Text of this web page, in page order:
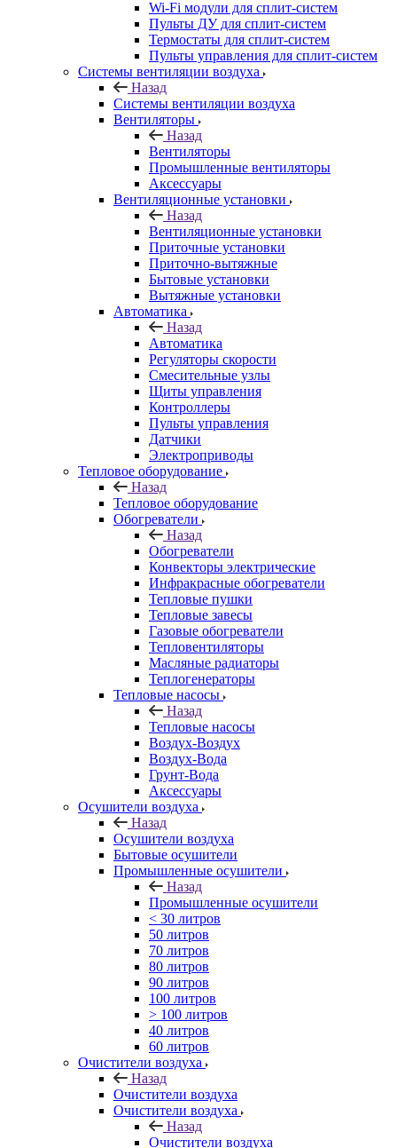
Wi-Fi модули для сплит-систем
Пульты ДУ для сплит-систем
Термостаты для сплит-систем
Пульты управления для сплит-систем
Системы вентиляции воздуха
Назад
Системы вентиляции воздуха
Вентиляторы
Назад
Вентиляторы
Промышленные вентиляторы
Аксессуары
Вентиляционные установки
Назад
Вентиляционные установки
Приточные установки
Приточно-вытяжные
Бытовые установки
Вытяжные установки
Автоматика
Назад
Автоматика
Регуляторы скорости
Смесительные узлы
Щиты управления
Контроллеры
Пульты управления
Датчики
Электроприводы
Тепловое оборудование
Назад
Тепловое оборудование
Обогреватели
Назад
Обогреватели
Конвекторы электрические
Инфракрасные обогреватели
Тепловые пушки
Тепловые завесы
Газовые обогреватели
Тепловентиляторы
Масляные радиаторы
Теплогенераторы
Тепловые насосы
Назад
Тепловые насосы
Воздух-Воздух
Воздух-Вода
Грунт-Вода
Аксессуары
Осушители воздуха
Назад
Осушители воздуха
Бытовые осушители
Промышленные осушители
Назад
Промышленные осушители
< 30 литров
50 литров
70 литров
80 литров
90 литров
100 литров
> 100 литров
40 литров
60 литров
Очистители воздуха
Назад
Очистители воздуха
Очистители воздуха
Назад
Очистители воздуха